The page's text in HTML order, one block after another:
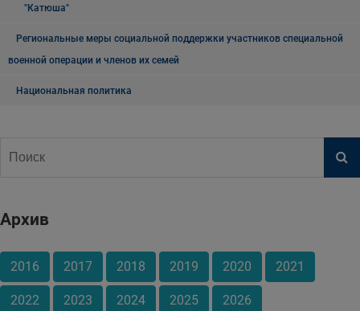
"Катюша"
Региональные меры социальной поддержки участников специальной
военной операции и членов их семей
Национальная политика
Архив
2016 2017 2018 2019 2020 2021
2022 2023 2024 2025 2026